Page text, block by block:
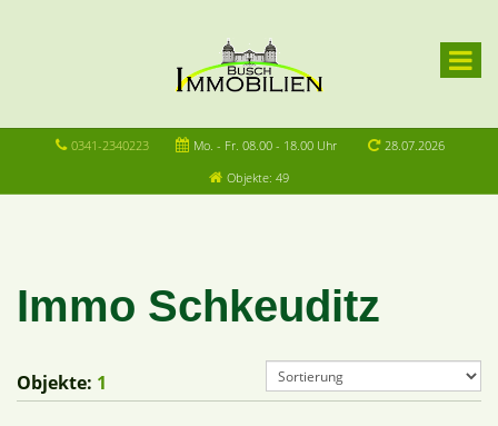
0341-2340223 Mo. - Fr. 08.00 - 18.00 Uhr
28.07.2026
Objekte: 49
Immo Schkeuditz
Objekte: 1